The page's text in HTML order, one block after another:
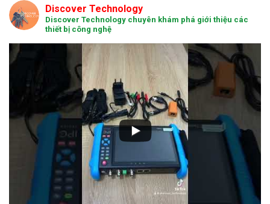
Discover Technology
Discover Technology chuyên khám phá giới thiệu các
thiết bị công nghệ